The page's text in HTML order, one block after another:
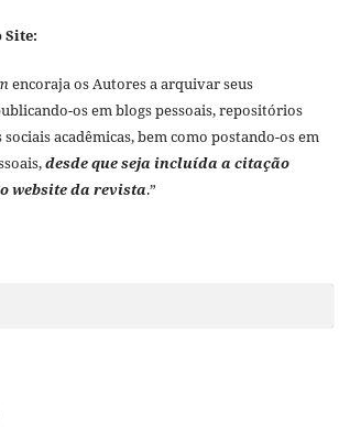
Site:
encoraja os Autores a arquivar seus
os em blogs pessoais, repositórios
acadêmicas, bem como postando-os em
desde que seja incluída a citação
website da revista.”